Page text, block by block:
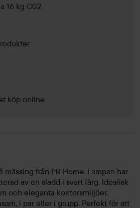
16 kg C02
köp online
mässing från PR Home. Lampan har
av en sladd i svart färg. Idealisk
och eleganta kontorsmiljöer.
i par eller i grupp. Perfekt för att